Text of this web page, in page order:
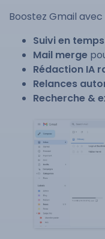
Boostez Gmail
Suivi en
Mail merge
Rédaction IA
Relances
Recherche &